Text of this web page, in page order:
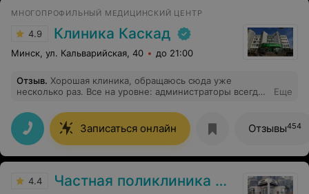
бактериальный( хотя оказался анализ по итогу
вирусный. Потому очень рекомендую!!!! Смело могу
доверить своего ребенка данному доктору. Хотелось
бы что бы все Врачи были такие же эмпатичные к
своим маленьким пациентам и их здоровью!!!
МНОГОПРОФИЛЬНЫЙ МЕДИЦИНСКИЙ ЦЕНТР
4.9 Клиника Каскад
Минск, ул. Кальварийская, 40 до 21:00
Отзыв. Хорошая клиника, обращаюсь сюда уже
несколько раз. Все на уровне: администраторы всегда
лечение назначают по делу, без лишнего. удобно и
спокойно, поэтому возвращаюсь именно сюда.
Еще
Записаться онлайн Отзывы454
4.4 Частная поликлиника Анатомия